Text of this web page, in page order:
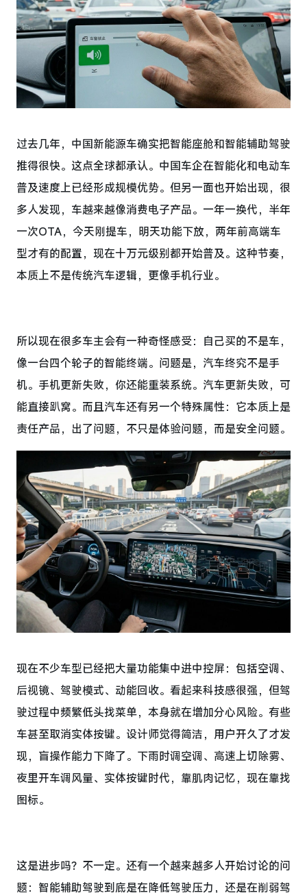
过去几年，中国新能源车确实把智能座舱和智能辅助驾驶
推得很快。这点全球都承认。中国车企在智能化和电动车
普及速度上已经形成规模优势。但另一面也开始出现，很
多人发现，车越来越像消费电子产品。一年一换代，半年
一次OTA，今天刚提车，明天功能下放，两年前高端车
型才有的配置，现在十万元级别都开始普及。这种节奏，
本质上不是传统汽车逻辑，更像手机行业。
所以现在很多车主会有一种奇怪感受：自己买的不是车，
像一台四个轮子的智能终端。问题是，汽车终究不是手
机。手机更新失败，你还能重装系统。汽车更新失败，可
能直接趴窝。而且汽车还有另一个特殊属性：它本质上是
责任产品，出了问题，不只是体验问题，而是安全问题。
现在不少车型已经把大量功能集中进中控屏：包括空调、
后视镜、驾驶模式、动能回收。看起来科技感很强，但驾
驶过程中频繁低头找菜单，本身就在增加分心风险。有些
车甚至取消实体按键。设计师觉得简洁，用户开久了才发
现，盲操作能力下降了。下雨时调空调、高速上切除雾、
夜里开车调风量、实体按键时代，靠肌肉记忆，现在靠找
图标。
这是进步吗？不一定。还有一个越来越多人开始讨论的问
题：智能辅助驾驶到底是在降低驾驶压力，还是在削弱驾